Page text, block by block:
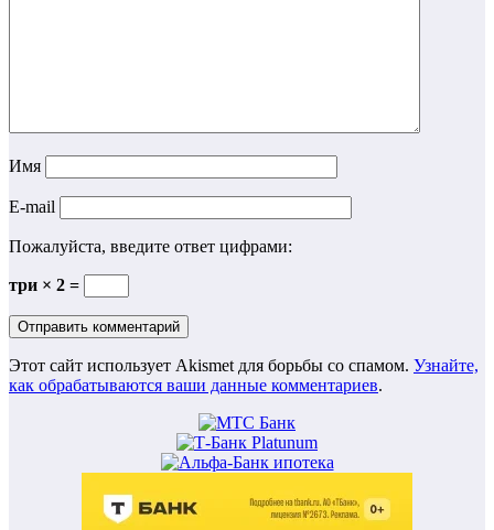
Имя
E-mail
Пожалуйста, введите ответ цифрами:
три × 2 =
Этот сайт использует Akismet для борьбы со спамом. Узнайте,
как обрабатываются ваши данные комментариев.